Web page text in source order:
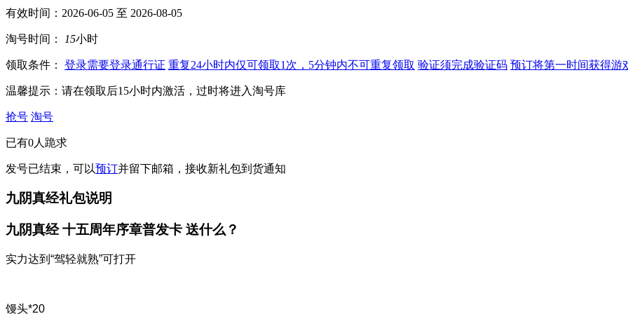
有效时间：2026-06-05 至 2026-08-05
淘号时间： 15小时
领取条件： 登录需要登录通行证 重复24小时内仅可领取1次，5分钟内不可重复领取 验证须完成验证码 预订将第一时间获得游
温馨提示： 请在领取后15小时内激活，过时将进入淘号库
抢号 淘号
已有0人跪求
发号已结束，可以预订并留下邮箱，接收新礼包到货通知
九阴真经礼包说明
九阴真经 十五周年序章普发卡 送什么？
实力达到“驾轻就熟”可打开
馒头*20